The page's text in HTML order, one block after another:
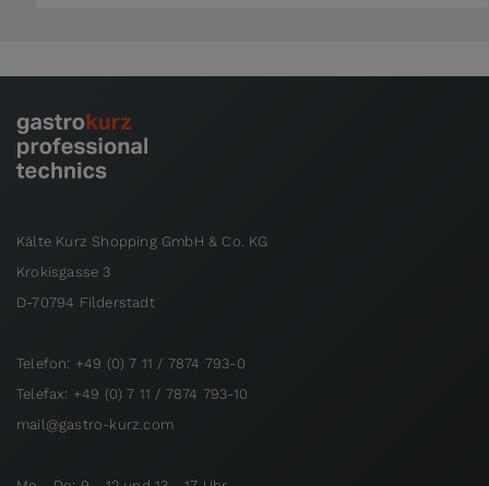
Kälte Kurz Shopping GmbH & Co. KG
Krokisgasse 3
D-70794 Filderstadt
Telefon: +49 (0) 7 11 / 7874 793-0
Telefax: +49 (0) 7 11 / 7874 793-10
mail@gastro-kurz.com